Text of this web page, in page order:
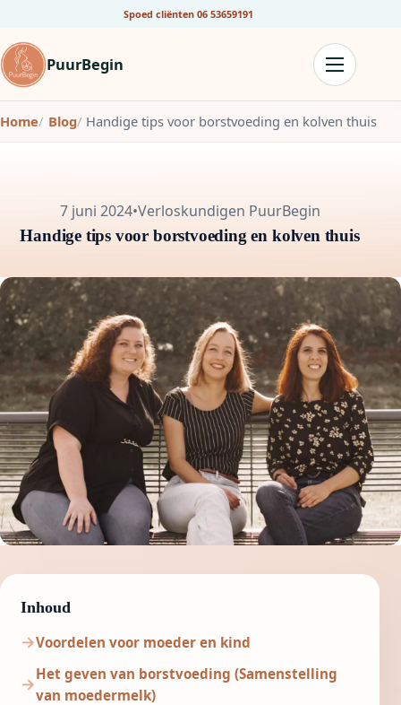
Spoed cliënten 06 53659191
PuurBegin
Home Blog Handige tips voor borstvoeding en kolven thuis
7 juni 2024•Verloskundigen PuurBegin
Handige tips voor borstvoeding en kolven thuis
Inhoud
Voordelen voor moeder en kind
Het geven van borstvoeding (Samenstelling
van moedermelk)